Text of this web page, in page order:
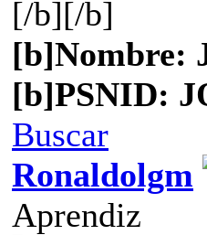
[/b][/b]
[b]Nombre:
[b]PSNID:
Buscar
Ronaldolgm
Aprendiz